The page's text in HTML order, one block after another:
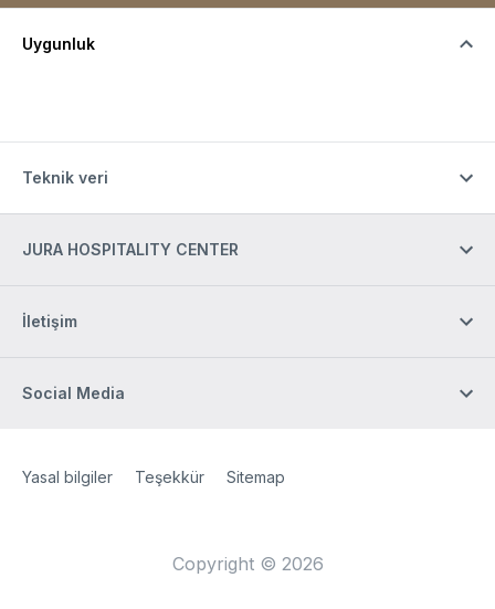
Uygunluk
Teknik veri
JURA HOSPITALITY CENTER
İletişim
Social Media
Site Web
[Website information]
Yasal bilgiler Teşekkür Sitemap
Copyright © 2026